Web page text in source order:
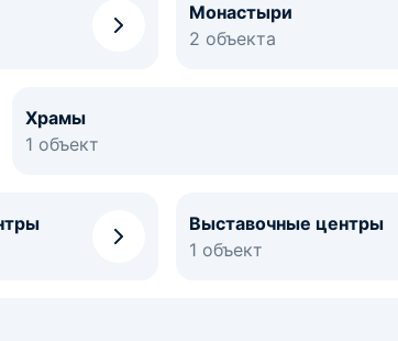
Монастыри
2 объекта
Храмы
1 объект
Выставочные центры
1 объект